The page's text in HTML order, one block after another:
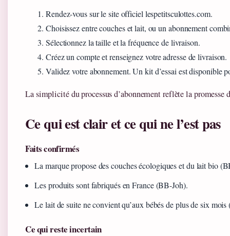
Rendez-vous sur le site officiel lespetitsculottes.com.
Choisissez entre couches et lait, ou un abonnement
Sélectionnez la taille et la fréquence de livraison.
Créez un compte et renseignez votre adresse de livraison.
Validez votre abonnement. Un kit d’essai est disponible
La simplicité du processus d’abonnement reflète la promesse
Ce qui est clair et ce qui ne l’est pas
Faits confirmés
La marque propose des couches écologiques et du lait bio
Les produits sont fabriqués en France (BB-Joh).
Le lait de suite ne convient qu’aux bébés de plus de six
Ce qui reste incertain